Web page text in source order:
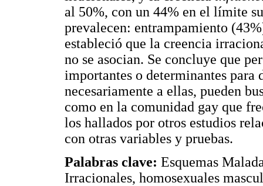
al 50%, con un 44% en el límite
prevalecen: entrampamiento
estableció que la creencia
no se asocian. Se concluye que
importantes o determinantes
necesariamente a ellas, pueden
como en la comunidad gay que
los hallados por otros estudios
con otras variables y pruebas.
Palabras clave: Esquemas
Irracionales, homosexuales